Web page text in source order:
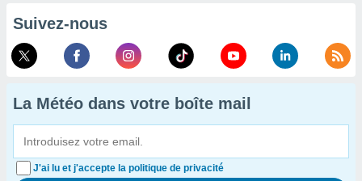
Suivez-nous
La Météo dans votre boîte mail
J'ai lu et j'accepte la politique de privacité